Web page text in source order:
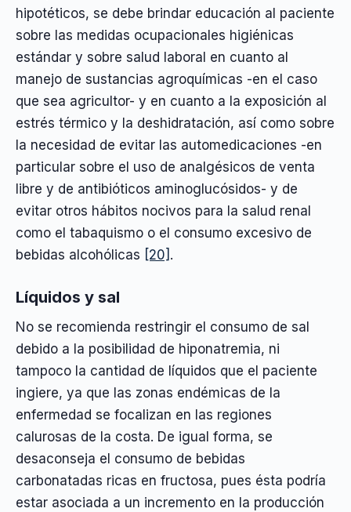
hipotéticos, se debe brindar educación al paciente
sobre las medidas ocupacionales higiénicas
estándar y sobre salud laboral en cuanto al
manejo de sustancias agroquímicas -en el caso
que sea agricultor- y en cuanto a la exposición al
estrés térmico y la deshidratación, así como sobre
la necesidad de evitar las automedicaciones -en
particular sobre el uso de analgésicos de venta
libre y de antibióticos aminoglucósidos- y de
evitar otros hábitos nocivos para la salud renal
como el tabaquismo o el consumo excesivo de
bebidas alcohólicas [20] .
Líquidos y sal
No se recomienda restringir el consumo de sal
debido a la posibilidad de hiponatremia, ni
tampoco la cantidad de líquidos que el paciente
ingiere, ya que las zonas endémicas de la
enfermedad se focalizan en las regiones
calurosas de la costa. De igual forma, se
desaconseja el consumo de bebidas
carbonatadas ricas en fructosa, pues ésta podría
estar asociada a un incremento en la producción